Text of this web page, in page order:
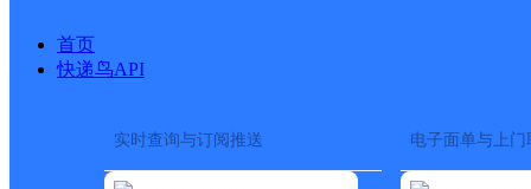
首页
快递鸟API
实时查询与订阅推送 电子面单与上门